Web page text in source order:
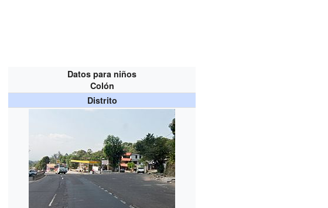
Datos para niños
Colón
Distrito